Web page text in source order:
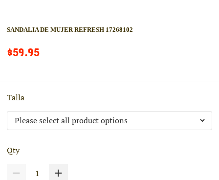
SANDALIA DE MUJER REFRESH 17268102
$59.95
Talla
Qty